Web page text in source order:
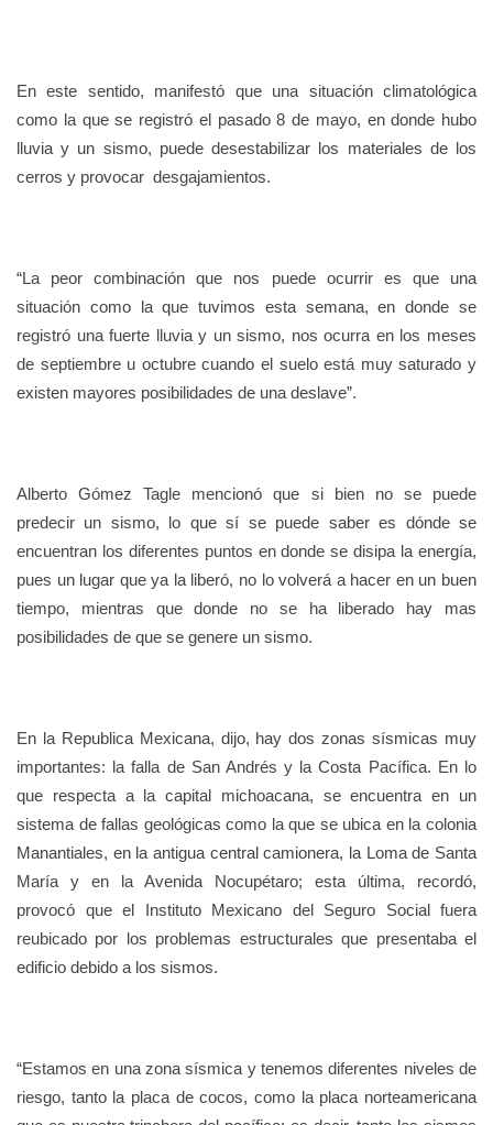
En este sentido, manifestó que una situación climatológica
como la que se registró el pasado 8 de mayo, en donde hubo
lluvia y un sismo, puede desestabilizar los materiales de los
cerros y provocar desgajamientos.
“La peor combinación que nos puede ocurrir es que una
situación como la que tuvimos esta semana, en donde se
registró una fuerte lluvia y un sismo, nos ocurra en los meses
de septiembre u octubre cuando el suelo está muy saturado y
existen mayores posibilidades de una deslave”.
Alberto Gómez Tagle mencionó que si bien no se puede
predecir un sismo, lo que sí se puede saber es dónde se
encuentran los diferentes puntos en donde se disipa la energía,
pues un lugar que ya la liberó, no lo volverá a hacer en un buen
tiempo, mientras que donde no se ha liberado hay mas
posibilidades de que se genere un sismo.
En la Republica Mexicana, dijo, hay dos zonas sísmicas muy
importantes: la falla de San Andrés y la Costa Pacífica. En lo
que respecta a la capital michoacana, se encuentra en un
sistema de fallas geológicas como la que se ubica en la colonia
Manantiales, en la antigua central camionera, la Loma de Santa
María y en la Avenida Nocupétaro; esta última, recordó,
provocó que el Instituto Mexicano del Seguro Social fuera
reubicado por los problemas estructurales que presentaba el
edificio debido a los sismos.
“Estamos en una zona sísmica y tenemos diferentes niveles de
riesgo, tanto la placa de cocos, como la placa norteamericana